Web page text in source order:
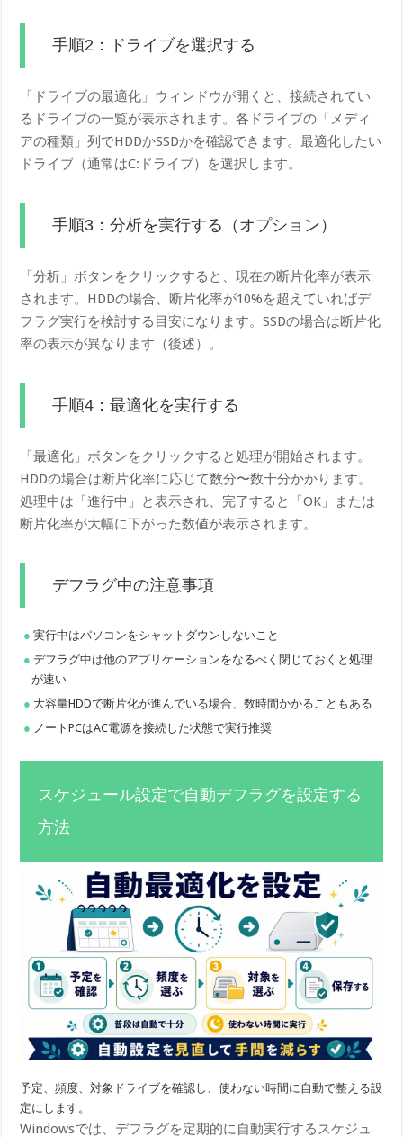
手順2：ドライブを選択する
「ドライブの最適化」ウィンドウが開くと、接続されてい
るドライブの一覧が表示されます。各ドライブの「メディ
アの種類」列でHDDかSSDかを確認できます。最適化したい
ドライブ（通常はC:ドライブ）を選択します。
手順3：分析を実行する（オプション）
「分析」ボタンをクリックすると、現在の断片化率が表示
されます。HDDの場合、断片化率が10%を超えていればデ
フラグ実行を検討する目安になります。SSDの場合は断片化
率の表示が異なります（後述）。
手順4：最適化を実行する
「最適化」ボタンをクリックすると処理が開始されます。
HDDの場合は断片化率に応じて数分〜数十分かかります。
処理中は「進行中」と表示され、完了すると「OK」または
断片化率が大幅に下がった数値が表示されます。
デフラグ中の注意事項
実行中はパソコンをシャットダウンしないこと
デフラグ中は他のアプリケーションをなるべく閉じておくと処理
が速い
大容量HDDで断片化が進んでいる場合、数時間かかることもある
ノートPCはAC電源を接続した状態で実行推奨
スケジュール設定で自動デフラグを設定する
方法
予定、頻度、対象ドライブを確認し、使わない時間に自動で整える設
定にします。
Windowsでは、デフラグを定期的に自動実行するスケジュ